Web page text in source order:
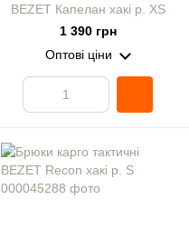
BEZET Капелан хакі р. XS
1 390 грн
Оптові ціни